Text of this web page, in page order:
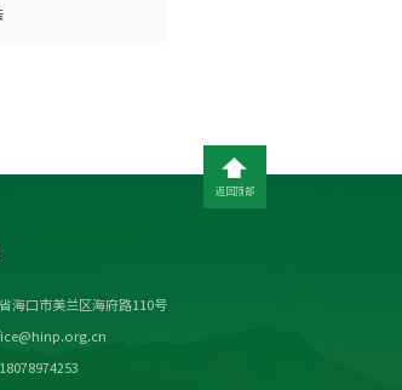
返回顶部
海口市美兰区海府路110号